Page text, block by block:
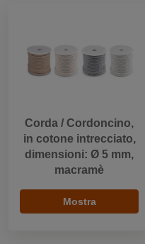
Corda / Cordoncino,
in cotone intrecciato,
dimensioni: Ø 5 mm,
macramè
Mostra